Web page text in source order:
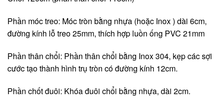
Phần móc treo: Móc tròn bằng nhựa (hoặc Inox ) dài 6cm,
đường kính lỗ treo 25mm, thích hợp luồn ống PVC 21mm
Phần thân chổi: Phần thân chổi bằng Inox 304, kẹp các sợi
cước tạo thành hình trụ tròn có đường kính 12cm.
Phần chốt đuôi: Khóa đuôi chổi bằng nhựa, dài 2cm.